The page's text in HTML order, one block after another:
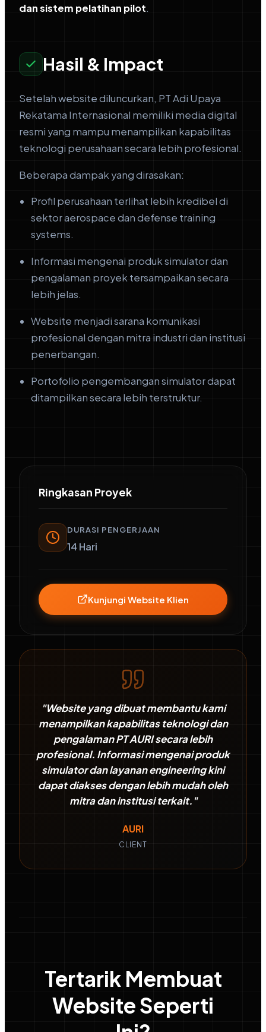
dan sistem pelatihan pilot.
Hasil & Impact
Setelah website diluncurkan, PT Adi Upaya
Rekatama Internasional memiliki media digital
resmi yang mampu menampilkan kapabilitas
teknologi perusahaan secara lebih profesional.
Beberapa dampak yang dirasakan:
Profil perusahaan terlihat lebih kredibel di
sektor aerospace dan defense training
systems.
Informasi mengenai produk simulator dan
pengalaman proyek tersampaikan secara
lebih jelas.
Website menjadi sarana komunikasi
profesional dengan mitra industri dan institusi
penerbangan.
Portofolio pengembangan simulator dapat
ditampilkan secara lebih terstruktur.
Ringkasan Proyek
DURASI PENGERJAAN
14 Hari
Kunjungi Website Klien
"Website yang dibuat membantu kami
menampilkan kapabilitas teknologi dan
pengalaman PT AURI secara lebih
profesional. Informasi mengenai produk
simulator dan layanan engineering kini
dapat diakses dengan lebih mudah oleh
mitra dan institusi terkait."
AURI
CLIENT
Tertarik Membuat
Website Seperti